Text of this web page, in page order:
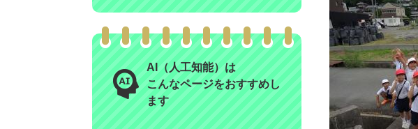
AI（人工知能）は
こんなページをおすすめし
ます